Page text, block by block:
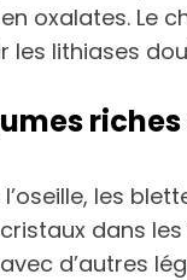
oxalates. Le
les lithiases
les
dans
d’autres